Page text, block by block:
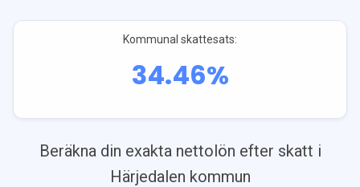
Kommunal skattesats:
34.46%
Beräkna din exakta nettolön efter skatt i
Härjedalen kommun